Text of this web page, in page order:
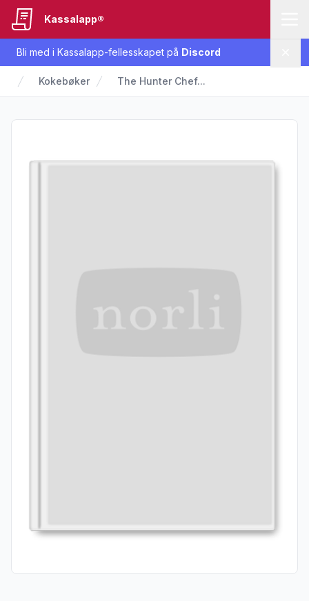
Bli med i Kassalapp-fellesskapet på Discord
Kassalapp®
Kokebøker The Hunter Chef...